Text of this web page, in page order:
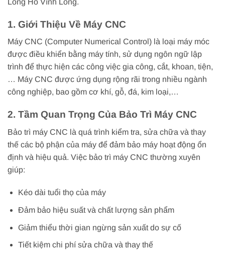
1. Giới Thiệu Về Máy CNC
Máy CNC (Computer Numerical Control) là loại máy móc
được điều khiển bằng máy tính, sử dụng ngôn ngữ lập
trình để thực hiện các công việc gia công, cắt, khoan, tiện,
… Máy CNC được ứng dụng rộng rãi trong nhiều ngành
công nghiệp, bao gồm cơ khí, gỗ, đá, kim loại,…
2. Tầm Quan Trọng Của Bảo Trì Máy CNC
Bảo trì máy CNC là quá trình kiểm tra, sửa chữa và thay
thế các bộ phận của máy để đảm bảo máy hoạt động ổn
định và hiệu quả. Việc bảo trì máy CNC thường xuyên
giúp:
Kéo dài tuổi thọ của máy
Đảm bảo hiệu suất và chất lượng sản phẩm
Giảm thiểu thời gian ngừng sản xuất do sự cố
Tiết kiệm chi phí sửa chữa và thay thế